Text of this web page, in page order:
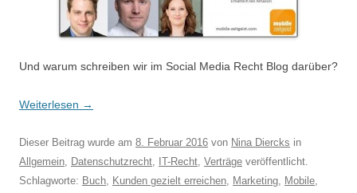
Und warum schreiben wir im Social Media Recht Blog darüber?
Weiterlesen →
Dieser Beitrag wurde am 8. Februar 2016 von Nina Diercks in
Allgemein, Datenschutzrecht, IT-Recht, Verträge veröffentlicht.
Schlagworte: Buch, Kunden gezielt erreichen, Marketing, Mobile,